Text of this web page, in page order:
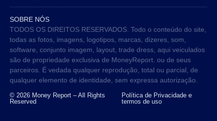
SOBRE NÓS
TODOS OS DIREITOS RESERVADOS. Todo o conteúdo do site,
todas as fotos, imagens, logotipos, marcas, dizeres, som,
software, conjunto imagem, layout, trade dress, aqui veiculados
são de propriedade exclusiva de MoneyReport. ou de seus
parceiros. É vedada qualquer reprodução, total ou parcial, de
qualquer elemento de identidade, sem expressa autorização.
© 2026 Money Report – All Rights
Reserved
Política de Privacidade e
termos de uso